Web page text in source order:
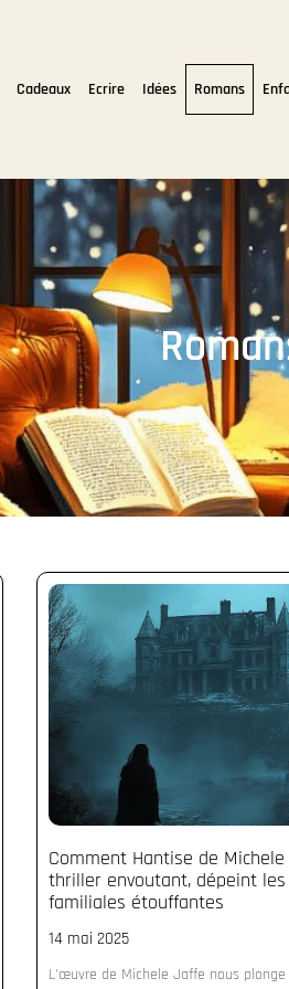
Cadeaux Ecrire Idées Romans
Comment Hantise de
thriller envoutant, dépeint
familiales étouffantes
14 mai 2025
L'œuvre de Michele Jaffe nous